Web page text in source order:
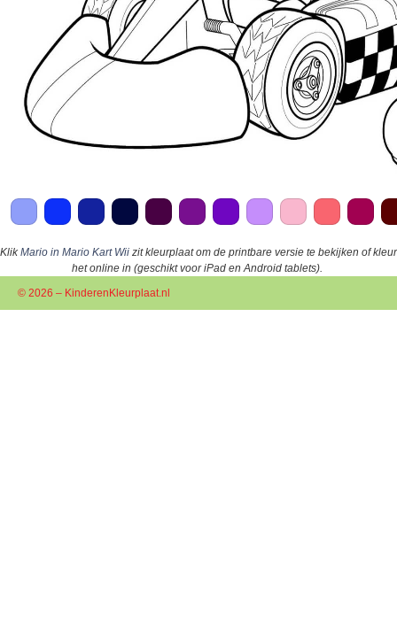
KlikMario in Mario Kart Wii zit kleurplaat om de printbare versie te bekijken of kleur
het online in (geschikt voor iPad en Android tablets).
© 2026 – KinderenKleurplaat.nl